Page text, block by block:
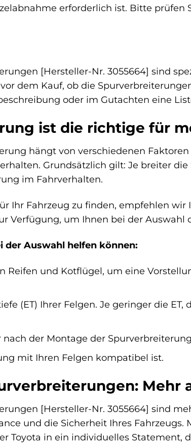
erforderlich ist. Bitte prüfen
[Hersteller-Nr. 3055664] sind
dem Kauf, ob die
oder im Gutachten eine
ist die richtige für
hängt von verschiedenen
Grundsätzlich gilt: Je breiter
im Fahrverhalten.
Ihr Fahrzeug zu finden, empfehlen
Verfügung, um Ihnen bei der
der Auswahl helfen können:
Reifen und Kotflügel, um eine
(ET) Ihrer Felgen. Je geringer die
nach der Montage der
mit Ihren Felgen kompatibel ist.
Mehr
[Hersteller-Nr. 3055664] sind
und die Sicherheit Ihres Fahrzeugs.
Toyota in ein individuelles Statement,